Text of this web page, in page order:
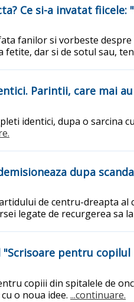
Ce si-a invatat fiicele:
fanilor si vorbeste
fetite, dar si de sotul sau,
Parintii, care mai
identici, dupa o sarcina
dupa
de centru-dreapta
legate de recurgerea sa la
pentru copilul
copiii din spitalele de
o noua idee. ...continuare.